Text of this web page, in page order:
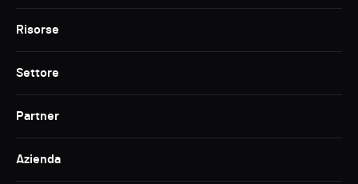
Risorse
Settore
Partner
Azienda